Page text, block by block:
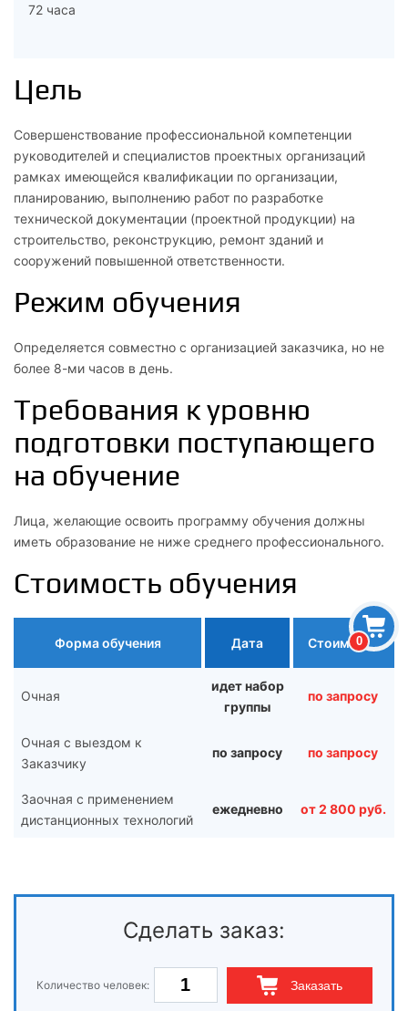
0
72 часа
Цель
Совершенствование профессиональной компетенции
руководителей и специалистов проектных организаций
рамках имеющейся квалификации по организации,
планированию, выполнению работ по разработке
технической документации (проектной продукции) на
строительство, реконструкцию, ремонт зданий и
сооружений повышенной ответственности.
Режим обучения
Определяется совместно с организацией заказчика, но не
более 8-ми часов в день.
Требования к уровню
подготовки поступающего
на обучение
Лица, желающие освоить программу обучения должны
иметь образование не ниже среднего профессионального.
Стоимость обучения
Форма обучения Дата Стоимость
Очная
идет набор
группы
по запросу
Очная с выездом к
Заказчику
по запросу по запросу
Заочная с применением
дистанционных технологий
ежедневно от 2 800 руб.
Сделать заказ:
Количество человек: Заказать